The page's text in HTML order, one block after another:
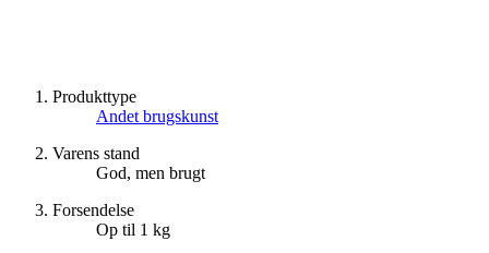
Produkttype
Andet brugskunst
Varens stand
God, men brugt
Forsendelse
Op til 1 kg